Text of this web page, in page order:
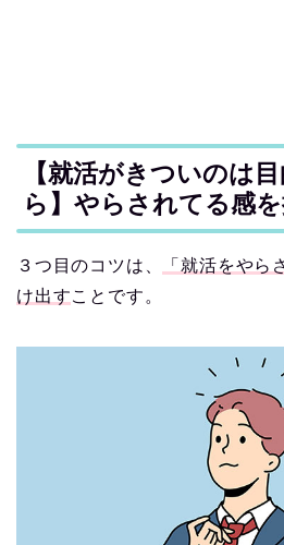
【就活がきついのは
ら】やらされてる感
３つ目のコツは、
「就活をやら
け出すことです。